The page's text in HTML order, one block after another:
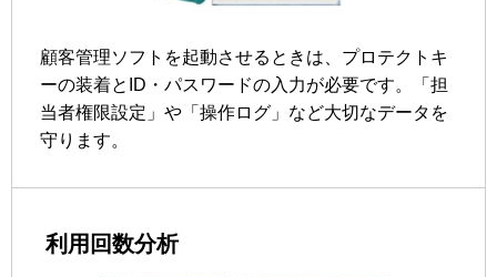
顧客管理ソフトを起動させるときは、プロテクトキ
ーの装着とID・パスワードの入力が必要です。「担
当者権限設定」や「操作ログ」など大切なデータを
守ります。
利用回数分析